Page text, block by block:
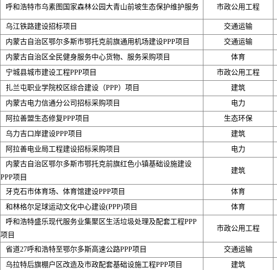
呼和浩特市乌素图国家森林公园大青山前坡生态保护维护服务 市政公用工程
乌江铁路建设招标项目 交通运输
内蒙古自治区鄂尔多斯市鄂托克前旗通用机场建设PPP项目 交通运输
内蒙古自治区全民健身服务中心货物、服务采购项目 体育
宁城县城市建设工程PPP项目 市政公用工程
扎兰屯职业学院校区综合建设（PPP）项目 建筑
内蒙古电力信通分公司招标采购项目 电力
阿拉善盟生态修复PPP项目 生态环保
乌力吉口岸建设PPP项目 建筑
阿拉善电业局工程建设招标采购项目 电力
内蒙古自治区鄂尔多斯市鄂托克前旗红色小镇基础设施建设
PPP项目
建筑
牙克石市体育场、体育馆建设PPP项目 体育
和林格尔足球运动文化中心建设(PPP)项目 体育
呼和浩特盛乐现代服务业集聚区生活垃圾处理及配套工程PPP
项目
市政公用工程
省道27呼和浩特至鄂尔多斯高速公路PPP项目 交通运输
乌拉特后旗棚户区改造及市政配套基础设施工程PPP项目 建筑